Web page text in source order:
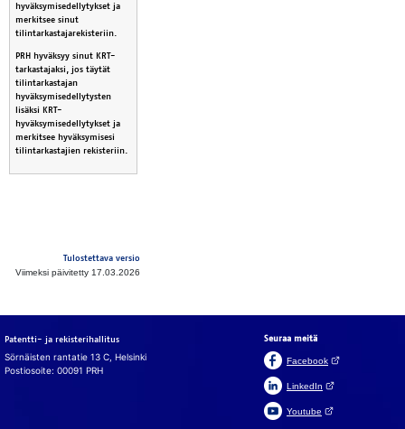
hyväksymisedellytykset ja
merkitsee sinut
tilintarkastajarekisteriin.
PRH hyväksyy sinut KRT-
tarkastajaksi, jos täytät
tilintarkastajan
hyväksymisedellytysten
lisäksi KRT-
hyväksymisedellytykset ja
merkitsee hyväksymisesi
tilintarkastajien rekisteriin.
Tulostettava versio
Viimeksi päivitetty 17.03.2026
Patentti- ja rekisterihallitus
Sörnäisten rantatie 13 C, Helsinki
Postiosoite: 00091 PRH
Seuraa meitä
Facebook(Avautuu uuteen
LinkedIn (Avautuu uuteen
Youtube (Avautuu uuteen